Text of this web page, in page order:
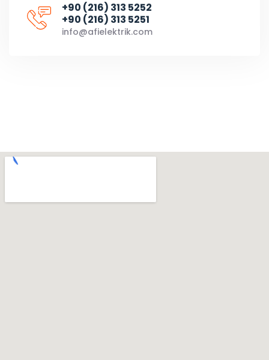
+90 (216) 313 5252
+90 (216) 313 5251
info@afielektrik.com